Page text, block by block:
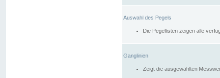
Auswahl des Pegels
Die Pegellisten zeigen alle
Ganglinien
Zeigt die ausgewählten